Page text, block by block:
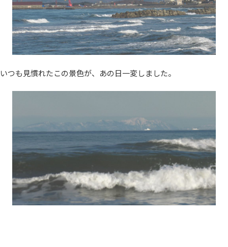
いつも見慣れたこの景色が、あの日一変しました。